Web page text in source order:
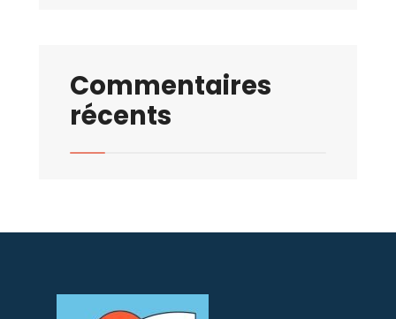
Commentaires
récents